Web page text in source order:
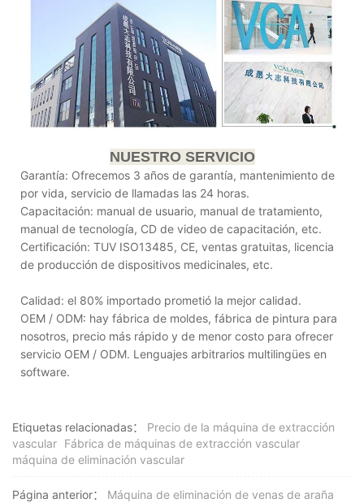
NUESTRO SERVICIO
Garantía: Ofrecemos 3 años de garantía, mantenimiento de
por vida, servicio de llamadas las 24 horas.
Capacitación: manual de usuario, manual de tratamiento,
manual de tecnología, CD de video de capacitación, etc.
Certificación: TUV ISO13485, CE, ventas gratuitas, licencia
de producción de dispositivos medicinales, etc.
Calidad: el 80% importado prometió la mejor calidad.
OEM / ODM: hay fábrica de moldes, fábrica de pintura para
nosotros, precio más rápido y de menor costo para ofrecer
servicio OEM / ODM. Lenguajes arbitrarios multilingües en
software.
Etiquetas relacionadas：
Precio de la máquina de extracción
vascular Fábrica de máquinas de extracción vascular
máquina de eliminación vascular
Página anterior：
Máquina de eliminación de venas de araña